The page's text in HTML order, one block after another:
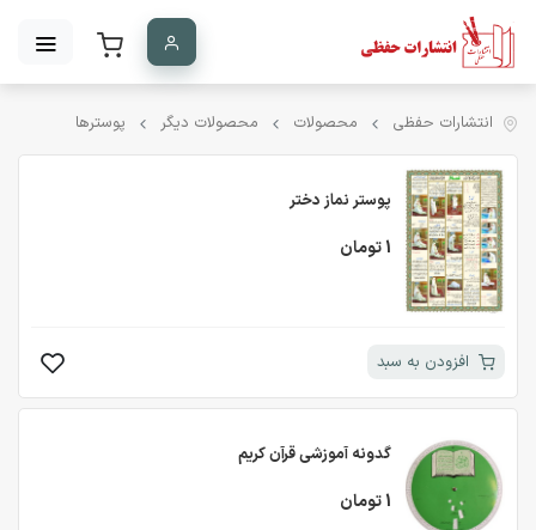
انتشارات حفظی محصولات محصولات دیگر پوسترها
پوستر نماز دختر
1 تومان
افزودن به سبد
گدونه آموزشی قرآن کریم
1 تومان